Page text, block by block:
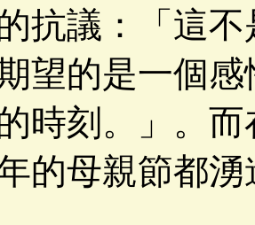
抗議：「這
望的是一個
時刻。」。
的母親節都